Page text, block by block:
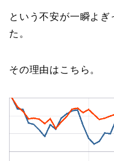
という不安が一瞬よ
た。
その理由はこちら。